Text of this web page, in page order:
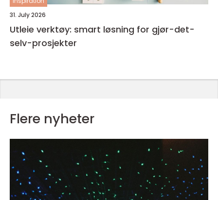
31. July 2026
Utleie verktøy: smart løsning for gjør-det-
selv-prosjekter
Flere nyheter